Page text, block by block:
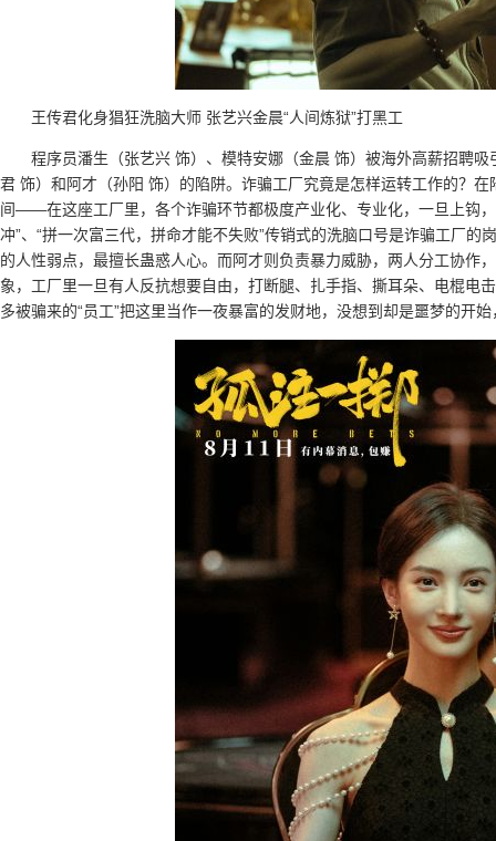
王传君化身猖狂洗脑大师 张艺兴金晨“人间炼狱”打黑工
程序员潘生（张艺兴 饰）、模特安娜（金晨 饰）被海外高薪招聘
君 饰）和阿才（孙阳 饰）的陷阱。诈骗工厂究竟是怎样运转工作的？
间——在这座工厂里，各个诈骗环节都极度产业化、专业化，一旦上钩
冲”、“拼一次富三代，拼命才能不失败”传销式的洗脑口号是诈骗工厂
的人性弱点，最擅长蛊惑人心。而阿才则负责暴力威胁，两人分工协作
象，工厂里一旦有人反抗想要自由，打断腿、扎手指、撕耳朵、电棍电
多被骗来的“员工”把这里当作一夜暴富的发财地，没想到却是噩梦的开